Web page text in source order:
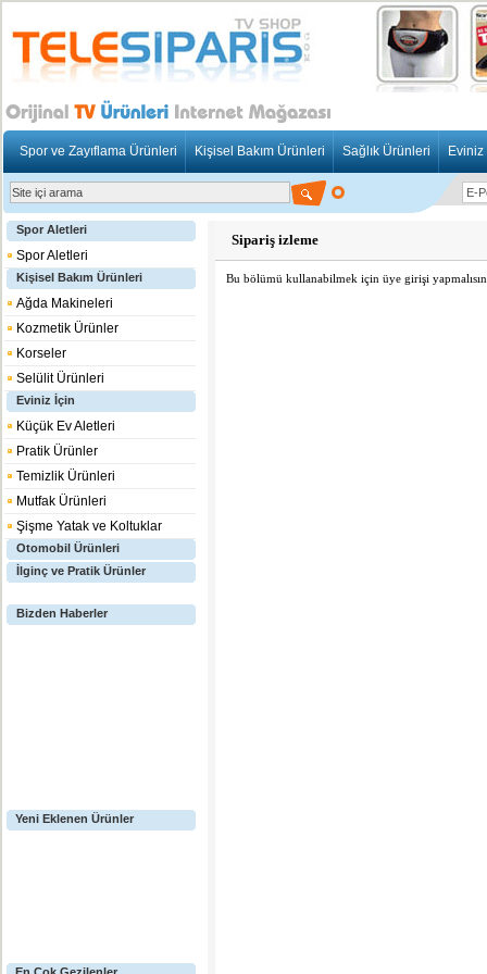
Spor ve Zayıflama Ürünleri Kişisel Bakım Ürünleri Sağlık Ürünleri Eviniz
Spor Aletleri
Spor Aletleri
Kişisel Bakım Ürünleri
Ağda Makineleri
Kozmetik Ürünler
Korseler
Selülit Ürünleri
Eviniz İçin
Küçük Ev Aletleri
Pratik Ürünler
Temizlik Ürünleri
Mutfak Ürünleri
Şişme Yatak ve Koltuklar
Otomobil Ürünleri
İlginç ve Pratik Ürünler
Bizden Haberler
Yeni Eklenen Ürünler
Sipariş izleme
Bu bölümü kullanabilmek için üye girişi